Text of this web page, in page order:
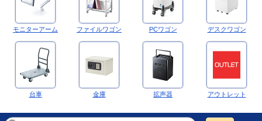
モニターアーム ファイルワゴン PCワゴン デスクワゴン
台車 金庫 拡声器 アウトレット